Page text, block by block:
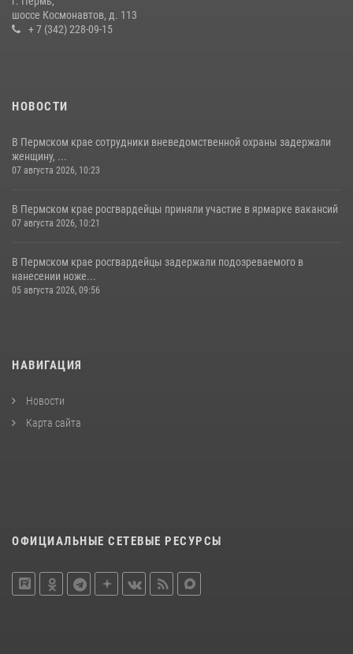
шоссе Космонавтов, д. 113
+ 7 (342) 228-09-15
НОВОСТИ
В Пермском крае сотрудники вневедомственной охраны задержали
женщину, ...
07 августа 2026, 10:23
В Пермском крае росгвардейцы приняли участие в ярмарке вакансий
07 августа 2026, 10:21
В Пермском крае росгвардейцы задержали подозреваемого в
нанесении ноже...
05 августа 2026, 09:56
НАВИГАЦИЯ
Новости
Карта сайта
ОФИЦИАЛЬНЫЕ СЕТЕВЫЕ РЕСУРСЫ